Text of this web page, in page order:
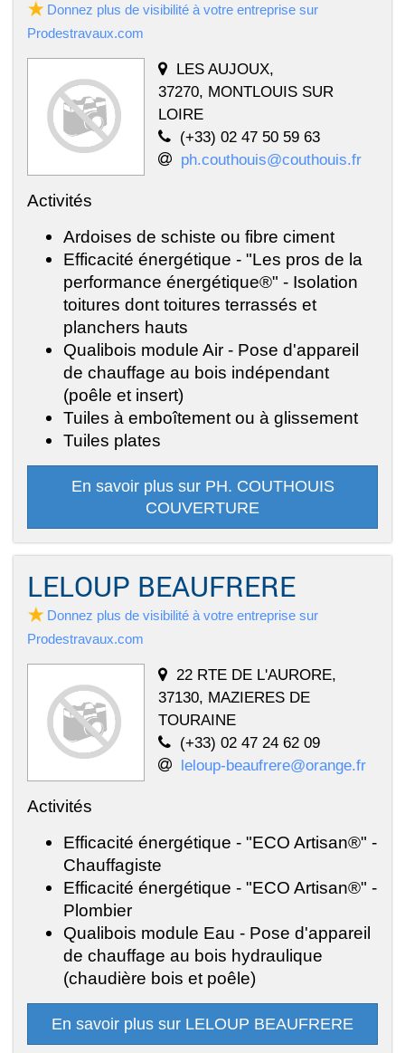
Donnez plus de visibilité à votre entreprise sur
Prodestravaux.com
LES AUJOUX,
37270, MONTLOUIS SUR
LOIRE
(+33) 02 47 50 59 63
ph.couthouis@couthouis.fr
Activités
Ardoises de schiste ou fibre ciment
Efficacité énergétique - "Les pros de la
performance énergétique®" - Isolation
toitures dont toitures terrassés et
planchers hauts
Qualibois module Air - Pose d'appareil
de chauffage au bois indépendant
(poêle et insert)
Tuiles à emboîtement ou à glissement
Tuiles plates
En savoir plus sur PH. COUTHOUIS
COUVERTURE
LELOUP BEAUFRERE
Donnez plus de visibilité à votre entreprise sur
Prodestravaux.com
22 RTE DE L'AURORE,
37130, MAZIERES DE
TOURAINE
(+33) 02 47 24 62 09
leloup-beaufrere@orange.fr
Activités
Efficacité énergétique - "ECO Artisan®" -
Chauffagiste
Efficacité énergétique - "ECO Artisan®" -
Plombier
Qualibois module Eau - Pose d'appareil
de chauffage au bois hydraulique
(chaudière bois et poêle)
En savoir plus sur LELOUP BEAUFRERE